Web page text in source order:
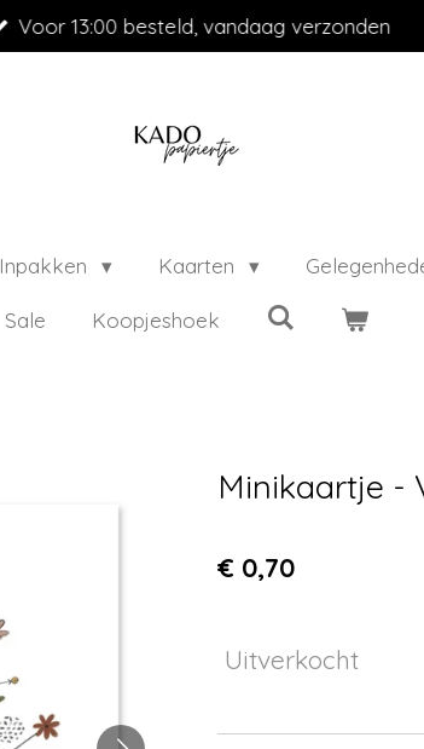
Voor 13:00 besteld, vandaag verzonden
Inpakken Kaarten
Sale Koopjeshoek
Minikaartje -
€ 0,70
Uitverkocht